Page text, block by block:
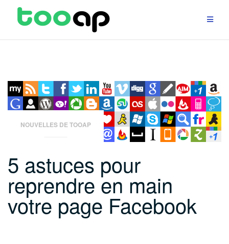
NOUVELLES DE TOOAP
5 astuces pour
reprendre en main
votre page Facebook